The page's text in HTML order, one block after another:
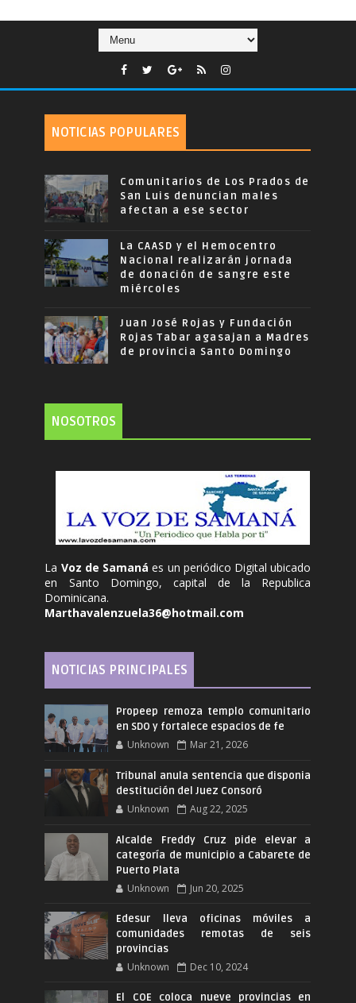
NOTICIAS POPULARES
Comunitarios de Los Prados de
San Luis denuncian males
afectan a ese sector
La CAASD y el Hemocentro
Nacional realizarán jornada
de donación de sangre este
miércoles
Juan José Rojas y Fundación
Rojas Tabar agasajan a Madres
de provincia Santo Domingo
NOSOTROS
La Voz de Samanáes un periódico Digital ubicado
en Santo Domingo, capital de la Republica
Dominicana.
Marthavalenzuela36@hotmail.com
NOTICIAS PRINCIPALES
Propeep remoza templo comunitario
en SDO y fortalece espacios de fe
Unknown Mar 21, 2026
Tribunal anula sentencia que disponia
destitución del Juez Consoró
Unknown Aug 22, 2025
Alcalde Freddy Cruz pide elevar a
categoría de municipio a Cabarete de
Puerto Plata
Unknown Jun 20, 2025
Edesur lleva oficinas móviles a
comunidades remotas de seis
provincias
Unknown Dec 10, 2024
El COE coloca nueve provincias en